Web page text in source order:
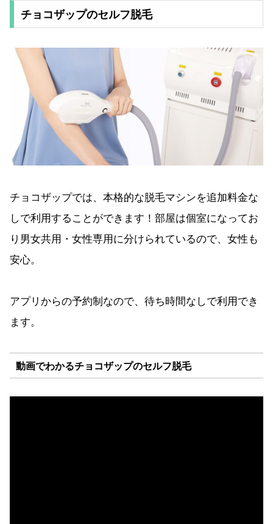
チョコザップのセルフ脱毛
チョコザップでは、本格的な脱毛マシンを追加料金な
しで利用することができます！部屋は個室になってお
り男女共用・女性専用に分けられているので、女性も
安心。
アプリからの予約制なので、待ち時間なしで利用でき
ます。
動画でわかるチョコザップのセルフ脱毛